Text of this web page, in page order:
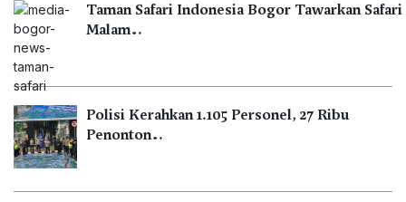
Taman Safari Indonesia Bogor Tawarkan Safari
Malam…
Polisi Kerahkan 1.105 Personel, 27 Ribu
Penonton…